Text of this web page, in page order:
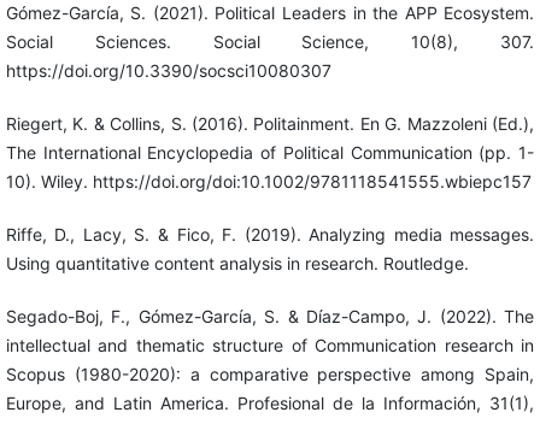
Gómez-García, S. (2021). Political Leaders in the APP Ecosystem.
Social Sciences. Social Science, 10(8), 307.
https://doi.org/10.3390/socsci10080307
Riegert, K. & Collins, S. (2016). Politainment. En G. Mazzoleni (Ed.),
The International Encyclopedia of Political Communication (pp. 1-
10). Wiley. https://doi.org/doi:10.1002/9781118541555.wbiepc157
Riffe, D., Lacy, S. & Fico, F. (2019). Analyzing media messages.
Using quantitative content analysis in research. Routledge.
Segado-Boj, F., Gómez-García, S. & Díaz-Campo, J. (2022). The
intellectual and thematic structure of Communication research in
Scopus (1980-2020): a comparative perspective among Spain,
Europe, and Latin America. Profesional de la Información, 31(1),